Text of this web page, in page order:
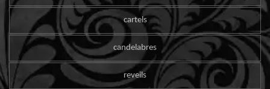
cartels
candelabres
reveils